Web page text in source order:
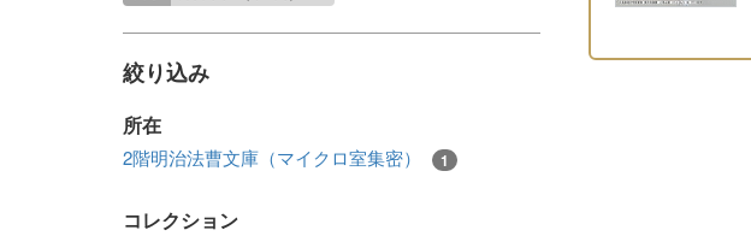
絞り込み
所在
2階明治法曹文庫（マイクロ室集密） 1
コレクション